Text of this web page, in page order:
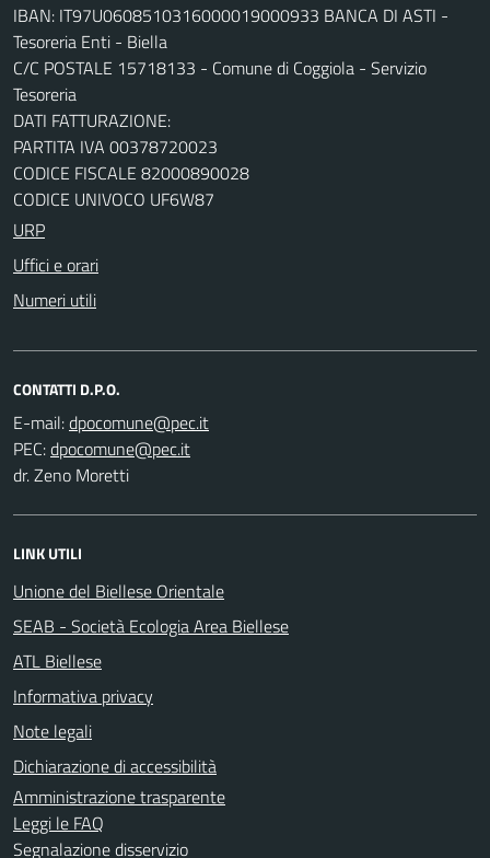
IBAN: IT97U0608510316000019000933 BANCA DI ASTI -
Tesoreria Enti - Biella
C/C POSTALE 15718133 - Comune di Coggiola - Servizio
Tesoreria
DATI FATTURAZIONE:
PARTITA IVA 00378720023
CODICE FISCALE 82000890028
CODICE UNIVOCO UF6W87
URP
Uffici e orari
Numeri utili
CONTATTI D.P.O.
E-mail:
PEC:
dr. Zeno Moretti
LINK UTILI
Unione del Biellese Orientale
SEAB - Società Ecologia Area Biellese
ATL Biellese
Informativa privacy
Note legali
Dichiarazione di accessibilità
Amministrazione trasparente
Leggi le FAQ
Segnalazione disservizio